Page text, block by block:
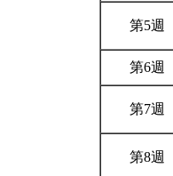
第5週
第6週
第7週
第8週